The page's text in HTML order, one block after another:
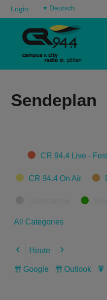
Login ▾
Sendeplan
CategoriesCR 94.4 Live -
CR 94.4 On Air
All Categories
Previous
Heute Next
Subscribe
Google
Subscribe
Outlook